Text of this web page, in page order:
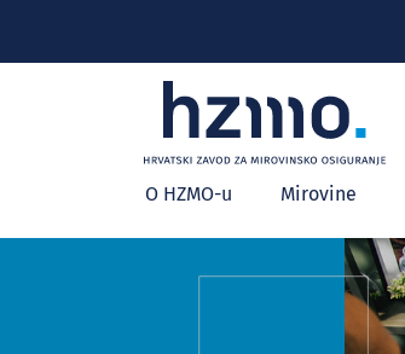
Glavni
izbornik
O HZMO-u Mirovine